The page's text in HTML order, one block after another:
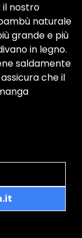
il nostro
naturale
grande e più
in legno.
saldamente
che il